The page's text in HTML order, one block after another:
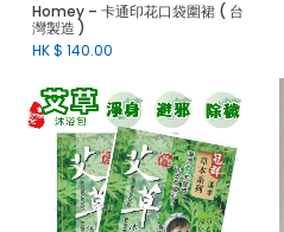
Homey – 卡通印花口袋圍裙 ( 台
灣製造 )
HK $ 140.00